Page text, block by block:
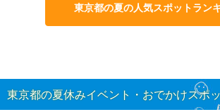
東京都の夏の人気スポットラン
東京都の夏休みイベント・おでかけスポ